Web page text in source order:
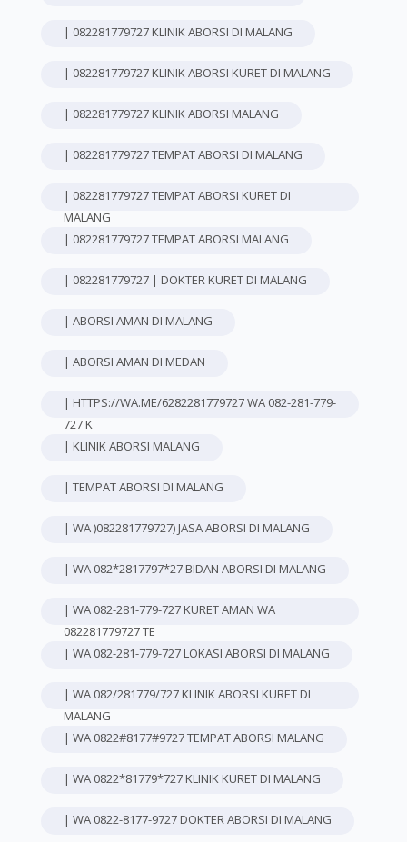
| 082281779727 KLINIK ABORSI DI MALANG
| 082281779727 KLINIK ABORSI KURET DI MALANG
| 082281779727 KLINIK ABORSI MALANG
| 082281779727 TEMPAT ABORSI DI MALANG
| 082281779727 TEMPAT ABORSI KURET DI
MALANG
| 082281779727 TEMPAT ABORSI MALANG
| 082281779727 | DOKTER KURET DI MALANG
| ABORSI AMAN DI MALANG
| ABORSI AMAN DI MEDAN
| HTTPS://WA.ME/6282281779727 WA 082-281-779-
727 K
| KLINIK ABORSI MALANG
| TEMPAT ABORSI DI MALANG
| WA )082281779727) JASA ABORSI DI MALANG
| WA 082*2817797*27 BIDAN ABORSI DI MALANG
| WA 082-281-779-727 KURET AMAN WA
082281779727 TE
| WA 082-281-779-727 LOKASI ABORSI DI MALANG
| WA 082/281779/727 KLINIK ABORSI KURET DI
MALANG
| WA 0822#8177#9727 TEMPAT ABORSI MALANG
| WA 0822*81779*727 KLINIK KURET DI MALANG
| WA 0822-8177-9727 DOKTER ABORSI DI MALANG